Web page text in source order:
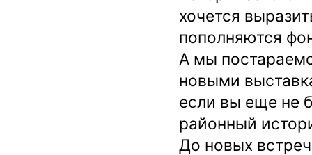
хочется
пополняются
А мы
новыми
если вы еще не
районный
До новых